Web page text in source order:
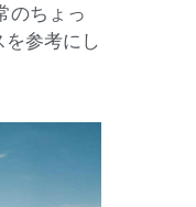
ーン
来あるべき
き、切
参考にし